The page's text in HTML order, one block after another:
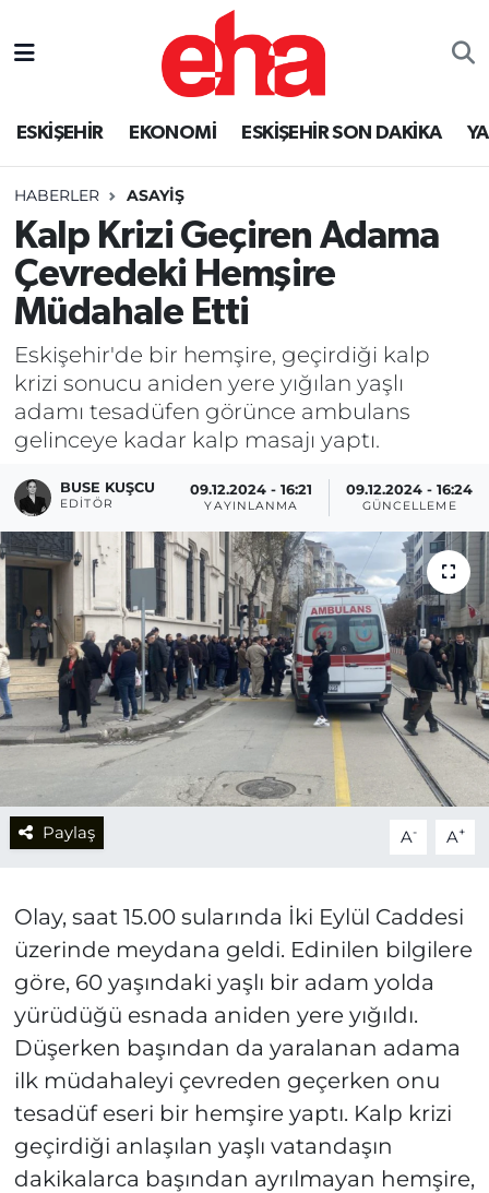
ESKİŞEHİR EKONOMİ ESKİŞEHİR SON DAKİKA
HABERLER ASAYİŞ
Kalp Krizi Geçiren Adama
Çevredeki Hemşire
Müdahale Etti
Eskişehir'de bir hemşire, geçirdiği kalp
krizi sonucu aniden yere yığılan yaşlı
adamı tesadüfen görünce ambulans
gelinceye kadar kalp masajı yaptı.
BUSE KUŞCU
EDITÖR
09.12.2024 - 16:21
YAYINLANMA
09.12.2024 - 16:24
GÜNCELLEME
Paylaş A- A+
Olay, saat 15.00 sularında İki Eylül Caddesi
üzerinde meydana geldi. Edinilen bilgilere
göre, 60 yaşındaki yaşlı bir adam yolda
yürüdüğü esnada aniden yere yığıldı.
Düşerken başından da yaralanan adama
ilk müdahaleyi çevreden geçerken onu
tesadüf eseri bir hemşire yaptı. Kalp krizi
geçirdiği anlaşılan yaşlı vatandaşın
dakikalarca başından ayrılmayan hemşire,